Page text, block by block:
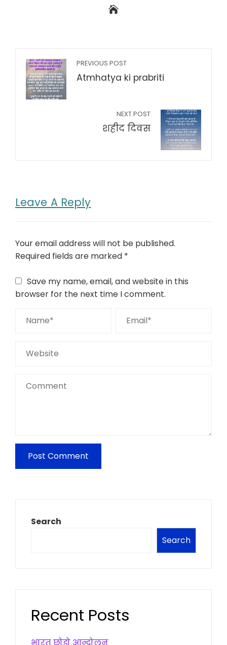
PREVIOUS POST
Atmhatya ki prabriti
NEXT POST
शहीद दिवस
Leave A Reply
Your email address will not be published.
Required fields are marked *
Save my name, email, and website in this
browser for the next time I comment.
Search
Search
Recent Posts
भारत छोड़ो आन्दोलन